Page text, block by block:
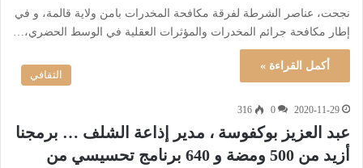
نجحت، عناصر الشرطة لفرقة مكافحة المخدرات بامن ولاية قالمة، و في
إطار مكافحة جرائم المخدرات والمؤثرات العقلية في الوسط الحضري،…
أكمل القراءة »
الثقافي
2020-11-29
0
316
عبد العزيز بوكفوسة ، مدير إذاعة الشلف … برمجنا
أزيد من 500 ومضة و 640 برنامج تحسيسي من